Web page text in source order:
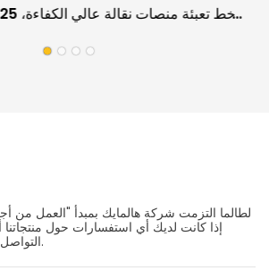
لطالما التزمت شركة هالمايك بمبدأ "العمل من
إذا كانت لديك أي استفسارات حول منتجاتنا
التواصل مع فريق خدمة العملاء.